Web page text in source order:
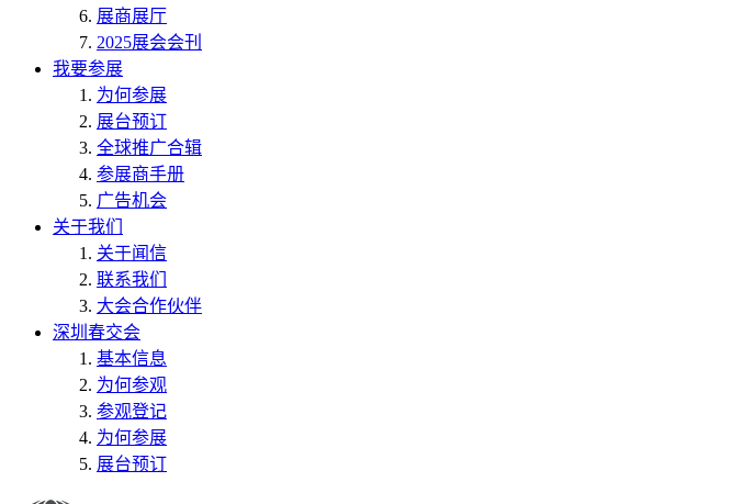
展商展厅
2025展会会刊
我要参展
为何参展
展台预订
全球推广合辑
参展商手册
广告机会
关于我们
关于闻信
联系我们
大会合作伙伴
深圳春交会
基本信息
为何参观
参观登记
为何参展
展台预订